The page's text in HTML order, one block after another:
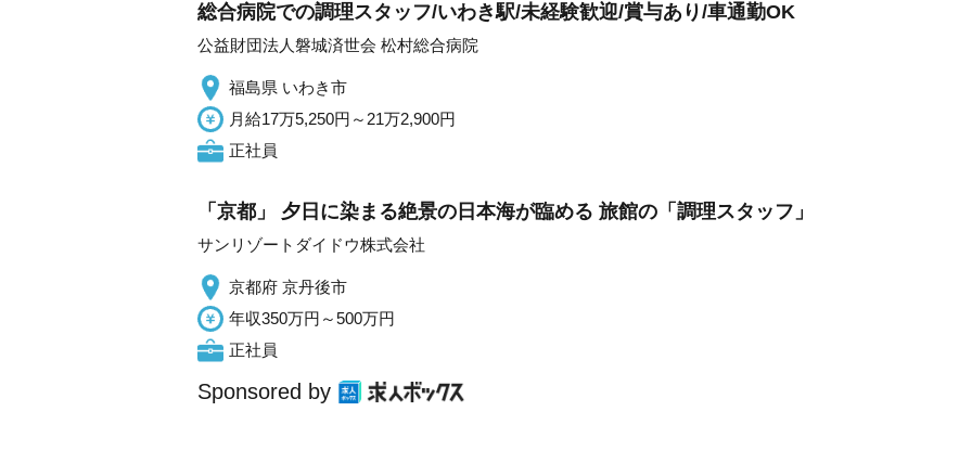
総合病院での調理スタッフ/いわき駅/未経験歓迎/賞与あり/車通勤OK
公益財団法人磐城済世会 松村総合病院
福島県 いわき市
月給17万5,250円～21万2,900円
正社員
「京都」 夕日に染まる絶景の日本海が臨める 旅館の「調理スタッフ」
サンリゾートダイドウ株式会社
京都府 京丹後市
年収350万円～500万円
正社員
Sponsored by